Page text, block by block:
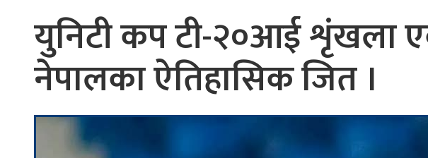
युनिटी कप टी-२०आई शृंखला
नेपालका ऐतिहासिक जित ।